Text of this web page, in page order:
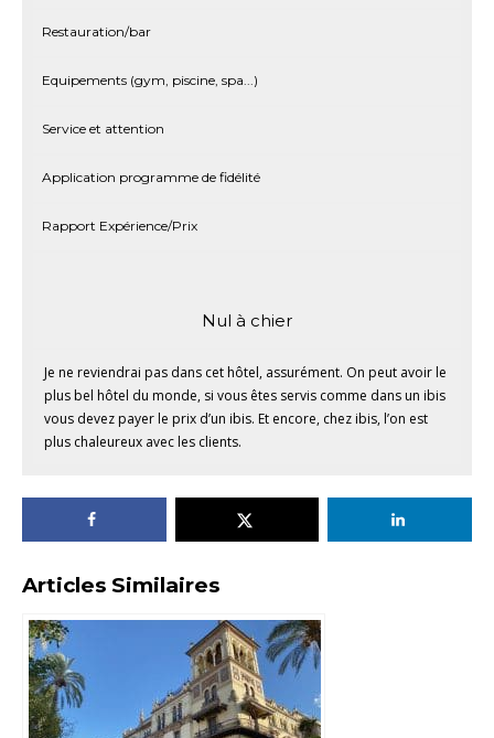
Restauration/bar
Equipements (gym, piscine, spa...)
Service et attention
Application programme de fidélité
Rapport Expérience/Prix
Nul à chier
Je ne reviendrai pas dans cet hôtel, assurément. On peut avoir le
plus bel hôtel du monde, si vous êtes servis comme dans un ibis
vous devez payer le prix d’un ibis. Et encore, chez ibis, l’on est
plus chaleureux avec les clients.
Articles Similaires